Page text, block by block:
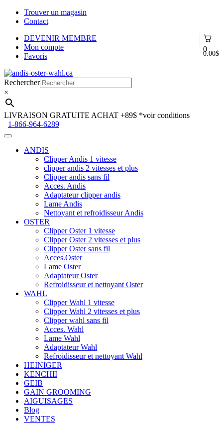
Trouver un magasin
Contact
0
0.00$
DEVENIR MEMBRE
Mon compte
Favoris
Aller
à
la
navigation
Aller
au
contenu
Rechercher
×
LIVRAISON GRATUITE ACHAT +89$ *voir conditions
1-866-964-6289
ANDIS
Clipper Andis 1 vitesse
clipper andis 2 vitesses et plus
Clipper andis sans fil
Acces. Andis
Adaptateur clipper andis
Lame Andis
Nettoyant et refroidisseur Andis
OSTER
Clipper Oster 1 vitesse
Clipper Oster 2 vitesses et plus
Clipper Oster sans fil
Acces.Oster
Lame Oster
Adaptateur Oster
Refroidisseur et nettoyant Oster
WAHL
Clipper Wahl 1 vitesse
Clipper Wahl 2 vitesses et plus
Clipper wahl sans fil
Acces. Wahl
Lame Wahl
Adaptateur Wahl
Refroidisseur et nettoyant Wahl
HEINIGER
KENCHII
GEIB
GAIN GROOMING
AIGUISAGES
Blog
VENTES